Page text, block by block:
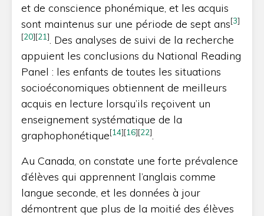
et de conscience phonémique, et les acquis
sont maintenus sur une période de sept ans[3]
[20][21]. Des analyses de suivi de la recherche
appuient les conclusions du National Reading
Panel : les enfants de toutes les situations
socioéconomiques obtiennent de meilleurs
acquis en lecture lorsqu’ils reçoivent un
enseignement systématique de la
graphophonétique[14][16][22].
Au Canada, on constate une forte prévalence
d’élèves qui apprennent l’anglais comme
langue seconde, et les données à jour
démontrent que plus de la moitié des élèves